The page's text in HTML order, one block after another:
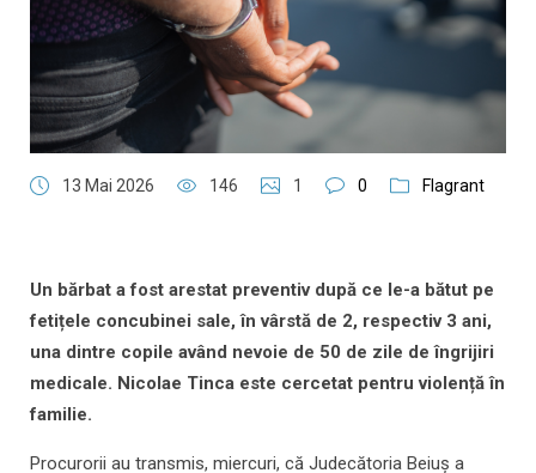
13 Mai 2026 146 1 0 Flagrant
Un bărbat a fost arestat preventiv după ce le-a bătut pe
fetițele concubinei sale, în vârstă de 2, respectiv 3 ani,
una dintre copile având nevoie de 50 de zile de îngrijiri
medicale. Nicolae Tinca este cercetat pentru violență în
familie.
Procurorii au transmis, miercuri, că Judecătoria Beiuş a